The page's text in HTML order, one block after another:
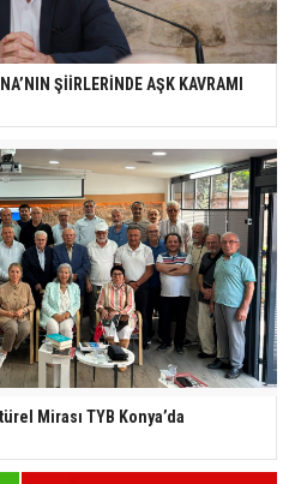
ŞİİRLERİNDE AŞK KAVRAMI
Mirası TYB Konya’da